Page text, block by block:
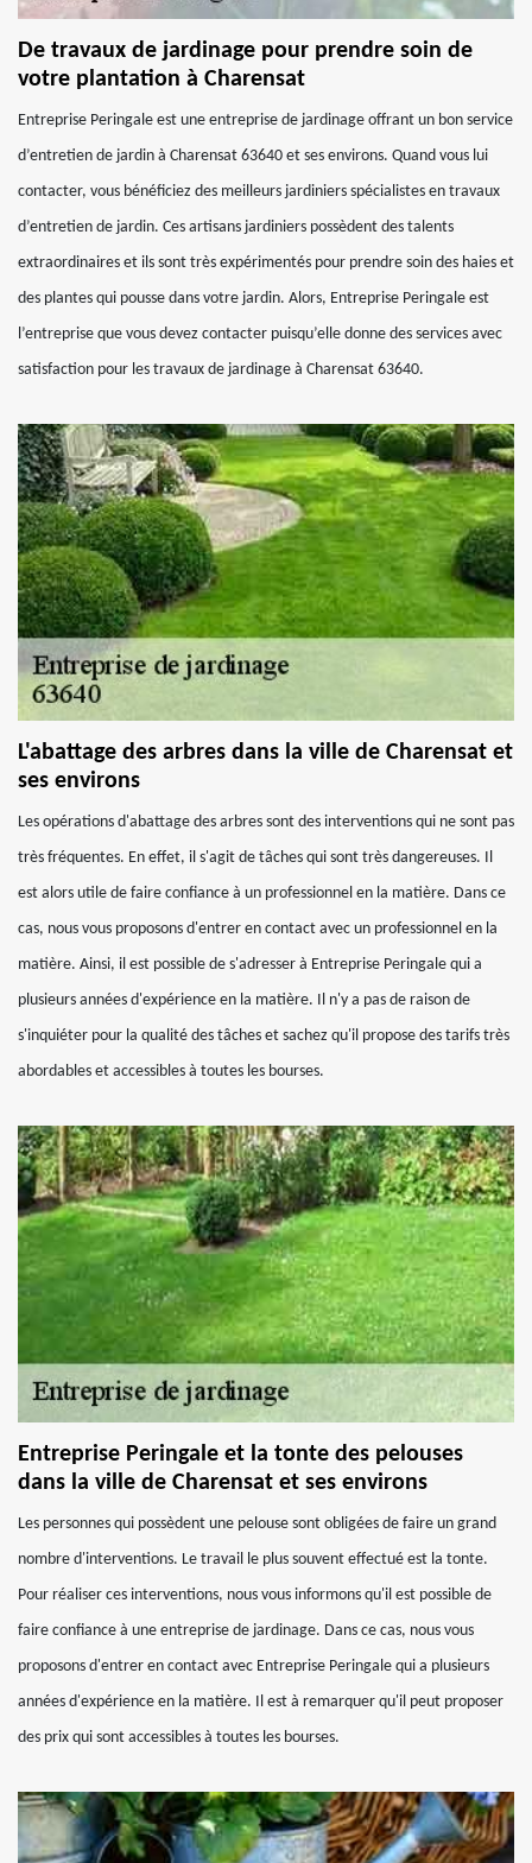
De travaux de jardinage pour prendre soin de
votre plantation à Charensat
Entreprise Peringale est une entreprise de jardinage offrant un bon service
d’entretien de jardin à Charensat 63640 et ses environs. Quand vous lui
contacter, vous bénéficiez des meilleurs jardiniers spécialistes en travaux
d’entretien de jardin. Ces artisans jardiniers possèdent des talents
extraordinaires et ils sont très expérimentés pour prendre soin des haies et
des plantes qui pousse dans votre jardin. Alors, Entreprise Peringale est
l’entreprise que vous devez contacter puisqu’elle donne des services avec
satisfaction pour les travaux de jardinage à Charensat 63640.
L'abattage des arbres dans la ville de Charensat et
ses environs
Les opérations d'abattage des arbres sont des interventions qui ne sont pas
très fréquentes. En effet, il s'agit de tâches qui sont très dangereuses. Il
est alors utile de faire confiance à un professionnel en la matière. Dans ce
cas, nous vous proposons d'entrer en contact avec un professionnel en la
matière. Ainsi, il est possible de s'adresser à Entreprise Peringale qui a
plusieurs années d'expérience en la matière. Il n'y a pas de raison de
s'inquiéter pour la qualité des tâches et sachez qu'il propose des tarifs très
abordables et accessibles à toutes les bourses.
Entreprise Peringale et la tonte des pelouses
dans la ville de Charensat et ses environs
Les personnes qui possèdent une pelouse sont obligées de faire un grand
nombre d'interventions. Le travail le plus souvent effectué est la tonte.
Pour réaliser ces interventions, nous vous informons qu'il est possible de
faire confiance à une entreprise de jardinage. Dans ce cas, nous vous
proposons d'entrer en contact avec Entreprise Peringale qui a plusieurs
années d'expérience en la matière. Il est à remarquer qu'il peut proposer
des prix qui sont accessibles à toutes les bourses.